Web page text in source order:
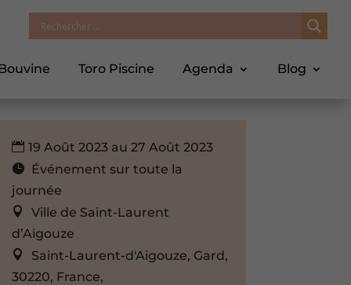
Toro Piscine Agenda Blog
19 Août 2023 au 27 Août 2023
Événement sur toute la
journée
Ville de Saint-Laurent
d’Aigouze
Saint-Laurent-d'Aigouze, Gard,
30220, France,